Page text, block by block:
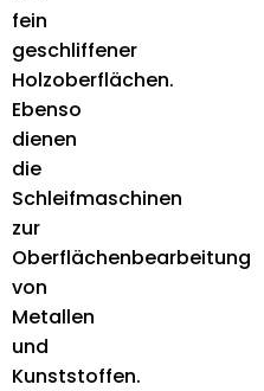
fein
geschliffener
Holzoberflächen.
Ebenso
dienen
die
Schleifmaschinen
zur
Oberflächenbearbeitung
von
Metallen
und
Kunststoffen.